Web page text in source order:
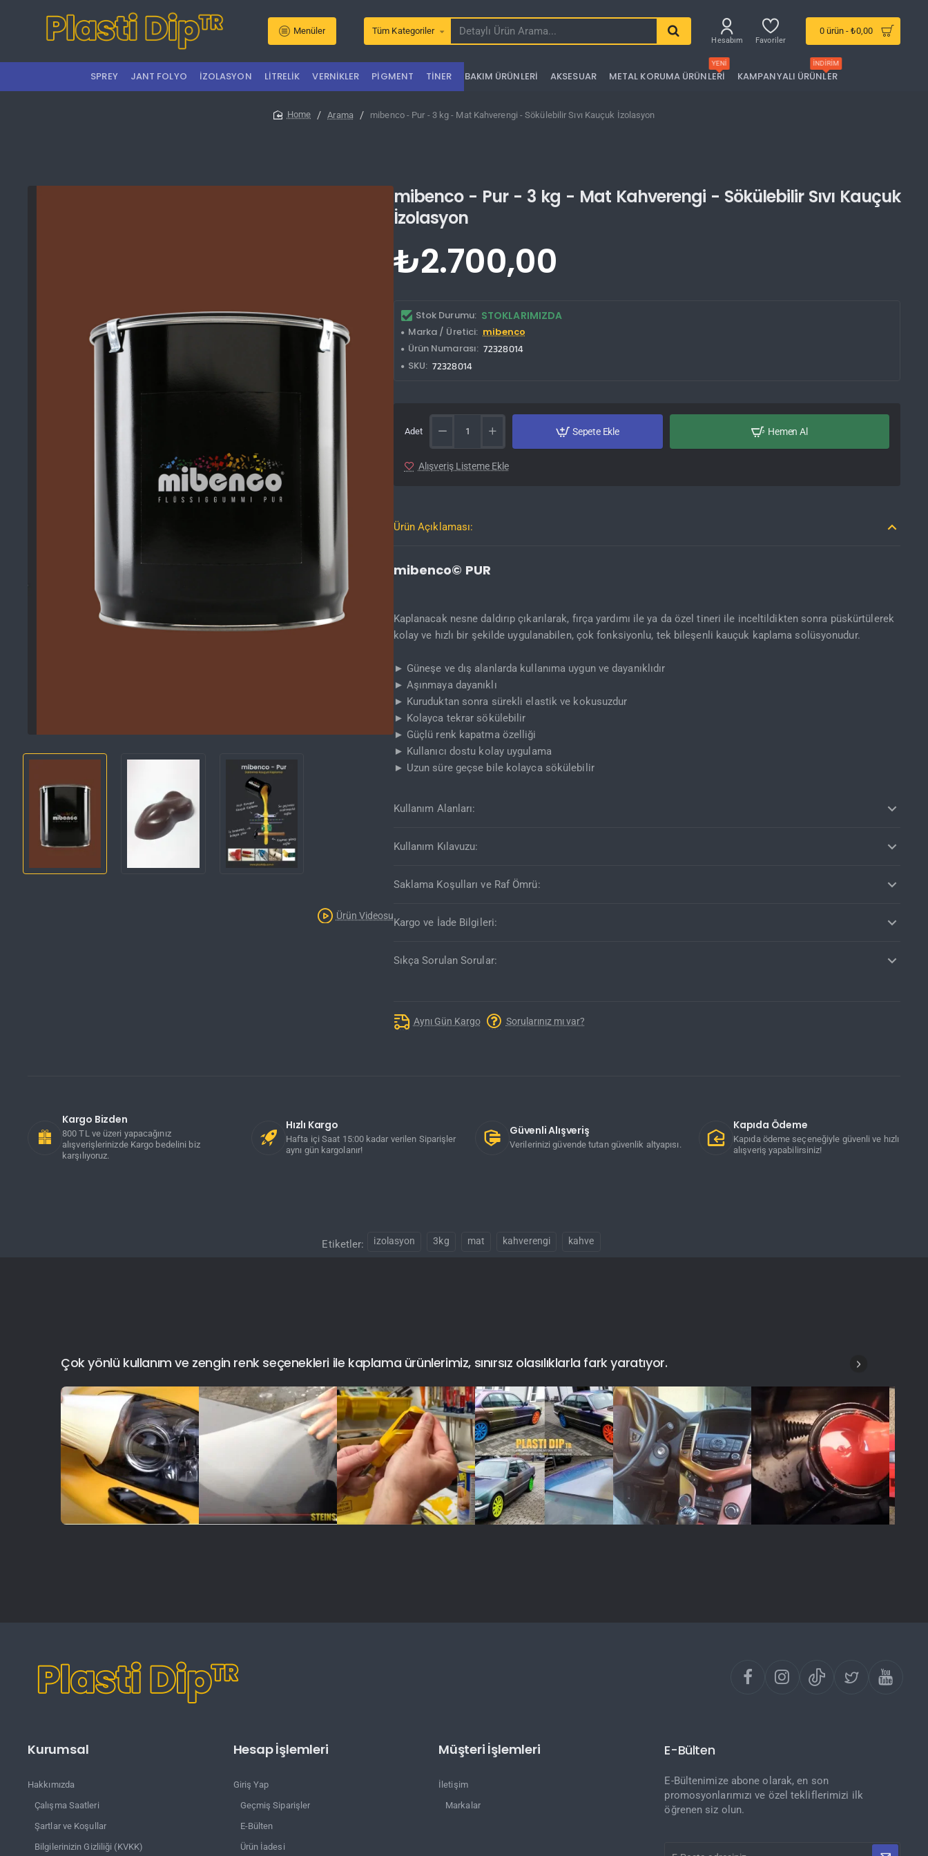
Menüler Tüm Kategoriler
Detaylı
Arama...
Hesabım Favoriler
0 ürün - ₺0,00
SPREY JANT FOLYO İZOLASYON LITRELIK VERNIKLER PIGMENT TINER BAKIM ÜRÜNLERI AKSESUAR METAL KORUMA ÜRÜNLERI
YENI
KAMPANYALI ÜRÜNLER
İNDIRIM
Arama mibenco - Pur - 3 kg - Mat Kahverengi - Sökülebilir Sıvı Kauçuk İzolasyon
Ürün Videosu
mibenco - Pur - 3 kg - Mat Kahverengi - Sökülebilir Sıvı Kauçuk
İzolasyon
Stok Durumu: STOKLARIMIZDA
Marka / Üretici: mibenco
Ürün Numarası: 72328014
SKU: 72328014
₺2.700,00
Adet Sepete Ekle Hemen Al
Alışveriş Listeme Ekle
Ürün Açıklaması:
mibenco© PUR
Kaplanacak nesne daldırıp çıkarılarak, fırça yardımı ile ya da özel tineri ile inceltildikten sonra püskürtülerek
kolay ve hızlı bir şekilde uygulanabilen, çok fonksiyonlu, tek bileşenli kauçuk kaplama solüsyonudur.
► Güneşe ve dış alanlarda kullanıma uygun ve dayanıklıdır
► Aşınmaya dayanıklı
► Kuruduktan sonra sürekli elastik ve kokusuzdur
► Kolayca tekrar sökülebilir
► Güçlü renk kapatma özelliği
► Kullanıcı dostu kolay uygulama
► Uzun süre geçse bile kolayca sökülebilir
Kullanım Alanları:
Kullanım Kılavuzu:
Saklama Koşulları ve Raf Ömrü:
Kargo ve İade Bilgileri:
Sıkça Sorulan Sorular:
Aynı Gün Kargo Sorularınız mı var?
Kargo Bizden
800 TL ve üzeri yapacağınız
alışverişlerinizde Kargo bedelini biz
karşılıyoruz.
Hızlı Kargo
Hafta içi Saat 15:00 kadar verilen Siparişler
aynı gün kargolanır!
Güvenli Alışveriş
Verilerinizi güvende tutan güvenlik altyapısı.
Kapıda Ödeme
Kapıda ödeme seçeneğiyle güvenli ve hızlı
alışveriş yapabilirsiniz!
Etiketler: izolasyon 3kg mat kahverengi kahve
Çok yönlü kullanım ve zengin renk seçenekleri ile kaplama ürünlerimiz, sınırsız olasılıklarla fark yaratıyor.
Kurumsal
Hakkımızda
Çalışma Saatleri
Şartlar ve Koşullar
Bilgilerinizin Gizliliği (KVKK)
Hesap İşlemleri
Giriş Yap
Geçmiş Siparişler
E-Bülten
Ürün İadesi
Müşteri İşlemleri
İletişim
Markalar
E-Bülten
E-Bültenimize abone olarak, en son
promosyonlarımızı ve özel tekliflerimizi ilk
öğrenen siz olun.